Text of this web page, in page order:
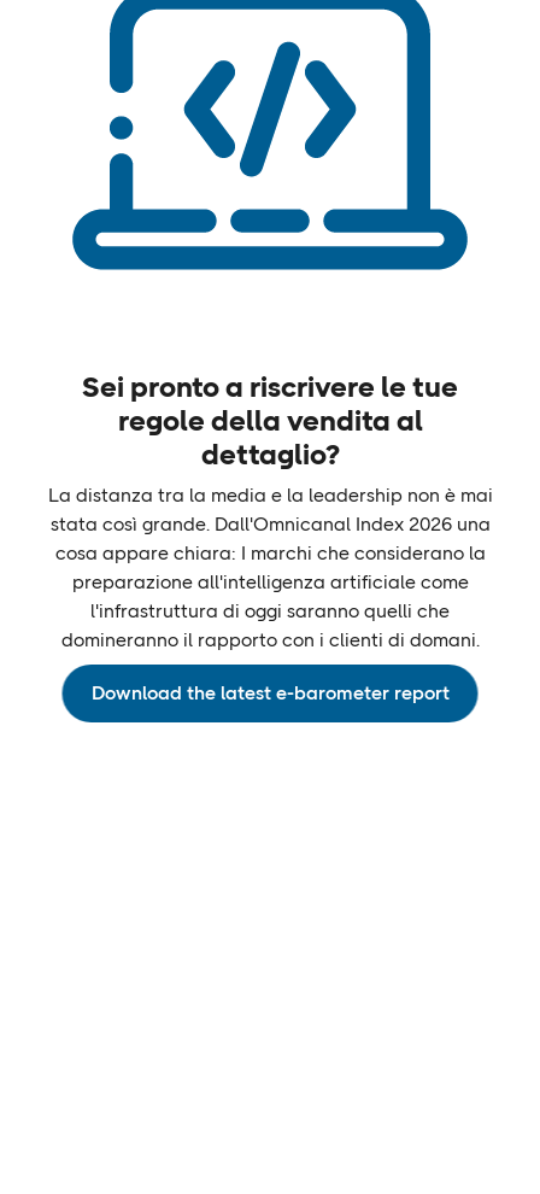
Sei pronto a riscrivere le tue
regole della vendita al
dettaglio?
La distanza tra la media e la leadership non è mai
stata così grande. Dall'Omnicanal Index 2026 una
cosa appare chiara: I marchi che considerano la
preparazione all'intelligenza artificiale come
l'infrastruttura di oggi saranno quelli che
domineranno il rapporto con i clienti di domani.
Download the latest e-barometer report